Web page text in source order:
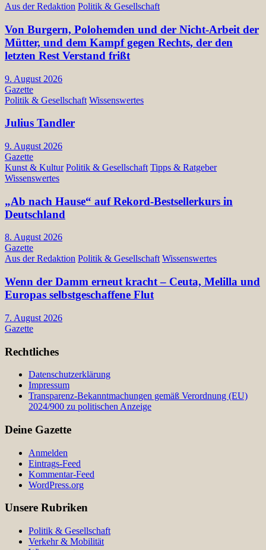
Aus der Redaktion Politik & Gesellschaft
Von Burgern, Polohemden und der Nicht-Arbeit der
Mütter, und dem Kampf gegen Rechts, der den
letzten Rest Verstand frißt
9. August 2026
Gazette
Politik & Gesellschaft Wissenswertes
Julius Tandler
9. August 2026
Gazette
Kunst & Kultur Politik & Gesellschaft Tipps & Ratgeber
Wissenswertes
„Ab nach Hause“ auf Rekord-Bestsellerkurs in
Deutschland
8. August 2026
Gazette
Aus der Redaktion Politik & Gesellschaft Wissenswertes
Wenn der Damm erneut kracht – Ceuta, Melilla und
Europas selbstgeschaffene Flut
7. August 2026
Gazette
Rechtliches
Datenschutzerklärung
Impressum
Transparenz-Bekanntmachungen gemäß Verordnung (EU)
2024/900 zu politischen Anzeige
Deine Gazette
Anmelden
Eintrags-Feed
Kommentar-Feed
WordPress.org
Unsere Rubriken
Politik & Gesellschaft
Verkehr & Mobilität